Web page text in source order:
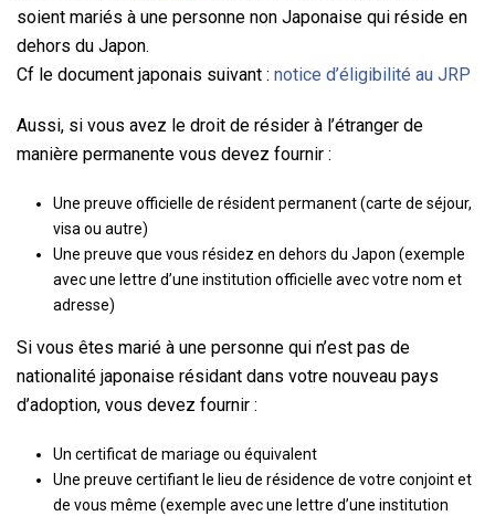
soient mariés à une personne non Japonaise qui réside en
dehors du Japon.
Cf le document japonais suivant : notice d’éligibilité au JRP
Aussi, si vous avez le droit de résider à l’étranger de
manière permanente vous devez fournir :
Une preuve officielle de résident permanent (carte de séjour,
visa ou autre)
Une preuve que vous résidez en dehors du Japon (exemple
avec une lettre d’une institution officielle avec votre nom et
adresse)
Si vous êtes marié à une personne qui n’est pas de
nationalité japonaise résidant dans votre nouveau pays
d’adoption, vous devez fournir :
Un certificat de mariage ou équivalent
Une preuve certifiant le lieu de résidence de votre conjoint et
de vous même (exemple avec une lettre d’une institution